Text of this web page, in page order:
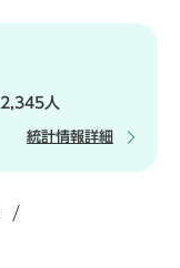
2,345人
統計情報詳細